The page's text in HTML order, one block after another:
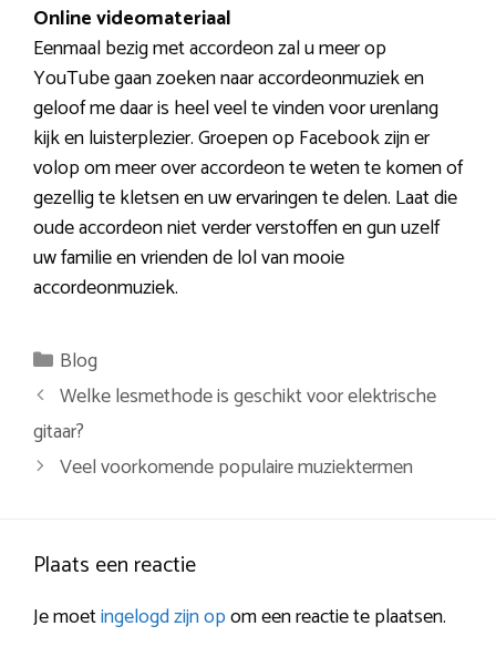
Online videomateriaal
Eenmaal bezig met accordeon zal u meer op
YouTube gaan zoeken naar accordeonmuziek en
geloof me daar is heel veel te vinden voor urenlang
kijk en luisterplezier. Groepen op Facebook zijn er
volop om meer over accordeon te weten te komen of
gezellig te kletsen en uw ervaringen te delen. Laat die
oude accordeon niet verder verstoffen en gun uzelf
uw familie en vrienden de lol van mooie
accordeonmuziek.
Categorieën
Blog
Berichtnavigatie
Welke lesmethode is geschikt voor elektrische
gitaar?
Veel voorkomende populaire muziektermen
Plaats een reactie
Je moetingelogd zijn opom een reactie te plaatsen.